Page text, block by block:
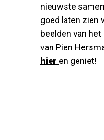
nieuwste
goed laten zien
beelden van
van Pien
hier en geniet!